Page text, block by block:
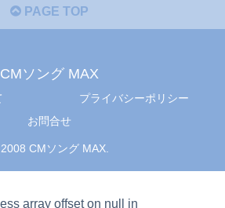
PAGE TOP
CMソング MAX
プライバシーポリシー
お問合せ
CMソング MAX.
array offset on null in